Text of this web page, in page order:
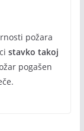
požara
stavko takoj
pogašen